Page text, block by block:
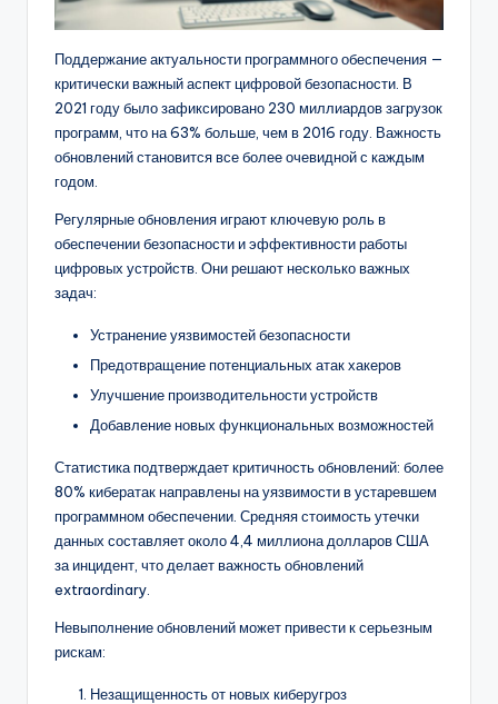
Поддержание актуальности программного обеспечения —
критически важный аспект цифровой безопасности. В
2021 году было зафиксировано 230 миллиардов загрузок
программ, что на 63% больше, чем в 2016 году. Важность
обновлений становится все более очевидной с каждым
годом.
Регулярные обновления играют ключевую роль в
обеспечении безопасности и эффективности работы
цифровых устройств. Они решают несколько важных
задач:
Устранение уязвимостей безопасности
Предотвращение потенциальных атак хакеров
Улучшение производительности устройств
Добавление новых функциональных возможностей
Статистика подтверждает критичность обновлений: более
80% кибератак направлены на уязвимости в устаревшем
программном обеспечении. Средняя стоимость утечки
данных составляет около 4,4 миллиона долларов США
за инцидент, что делает важность обновлений
extraordinary.
Невыполнение обновлений может привести к серьезным
рискам:
Незащищенность от новых киберугроз